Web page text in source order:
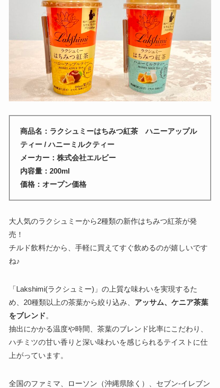
商品名：ラクシュミーはちみつ紅茶 ハニーアップル
ティー / ハニーミルクティー
メーカー：株式会社エルビー
内容量：200ml
価格：オープン価格
大人気のラクシュミーから2種類の新作はちみつ紅茶が発
売！
チルド飲料だから、手軽に買えてすぐ飲めるのが嬉しいです
ね♪
「Lakshimi(ラクシュミー)」の上質な味わいを実現するた
め、20種類以上の茶葉から絞り込み、 アッサム、ケニア茶葉
をブレンド。
抽出にかかる温度や時間、茶葉のブレンド比率にこだわり、
ハチミツの甘い香りと深い味わいを感じられるテイストに仕
上がっています。
全国のファミマ、ローソン（沖縄県除く）、セブン-イレブン